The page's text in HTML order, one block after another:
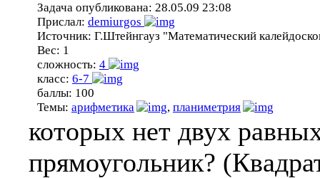
Задача опубликована: 28.05.09 23:08
Прислал: demiurgos
Источник: Г.Штейнгауз "Математический
Вес: 1
сложность: 4
класс: 6-7
баллы: 100
Темы: арифметика , планиметрия
которых нет двух
прямоугольник?